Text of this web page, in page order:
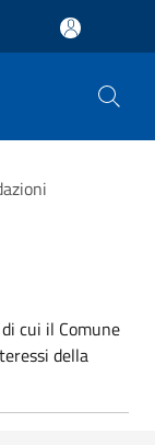
cui il Comune
della